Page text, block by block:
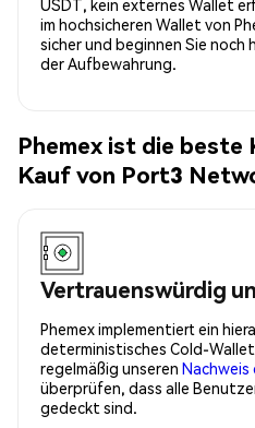
USDT, kein externes Wallet
im hochsicheren Wallet von
sicher und beginnen Sie
der Aufbewahrung.
Phemex ist die
Kauf von Port3
Vertrauenswürdig
Phemex implementiert ein
deterministisches Cold-
regelmäßig unseren Nachweis
überprüfen, dass alle
gedeckt sind.